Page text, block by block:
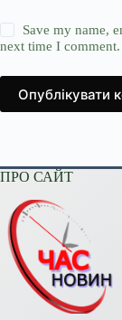
Save my name,
next time I comment.
Опублікувати
ПРО САЙТ